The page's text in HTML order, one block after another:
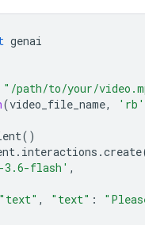
genai
"/path/to/your/
(video_file_name, 'rb'
()
. interactions .create
3.6-flash' ,
"text" , "text" :